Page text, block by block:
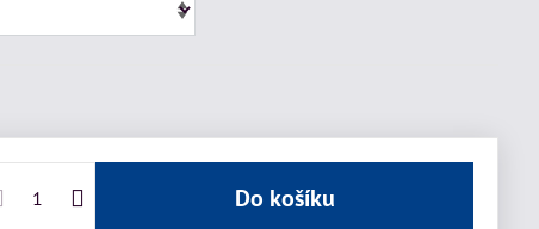
Do košíku